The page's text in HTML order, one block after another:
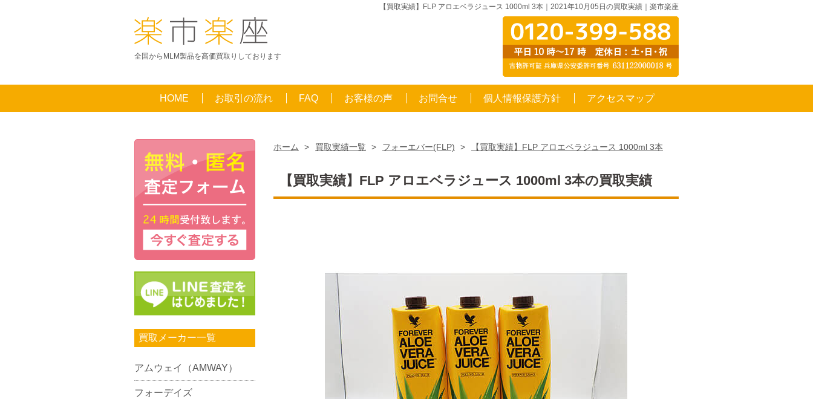
【買取実績】FLP アロエベラジュース 1000ml 3本｜2021年10月05日の買取実績｜楽市楽座
全国からMLM製品を高価買取りしております
HOME お取引の流れ FAQ お客様の声 お問合せ 個人情報保護方針 アクセスマップ
ホーム > 買取実績一覧 > フォーエバー(FLP) > 【買取実績】FLP アロエベラジュース 1000ml 3本
【買取実績】FLP アロエベラジュース 1000ml 3本の買取実績
買取メーカー一覧
アムウェイ（AMWAY）
フォーデイズ